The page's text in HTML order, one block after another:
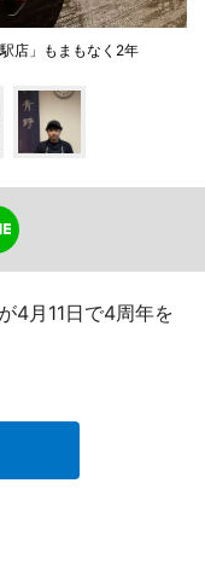
店」もまもなく2年
4月11日で4周年を